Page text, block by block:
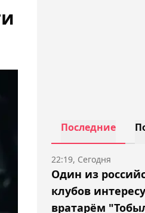
Последние
Один из
клубов
вратарём
22:19, Сегодня